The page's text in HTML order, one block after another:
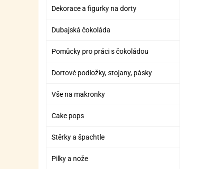
Dekorace a figurky na dorty
Dubajská čokoláda
Pomůcky pro práci s čokoládou
Dortové podložky, stojany, pásky
Vše na makronky
Cake pops
Stěrky a špachtle
Pilky a nože